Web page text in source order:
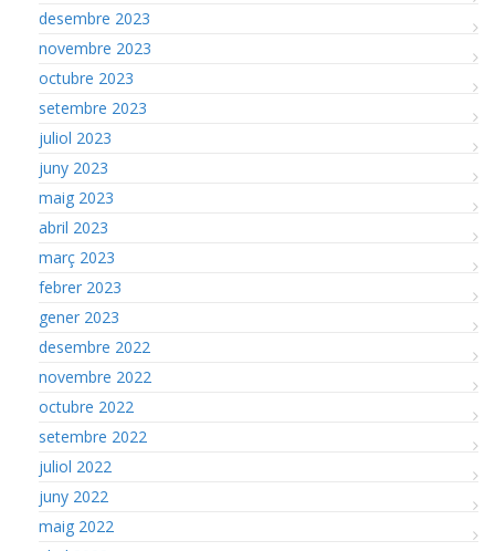
desembre 2023
novembre 2023
octubre 2023
setembre 2023
juliol 2023
juny 2023
maig 2023
abril 2023
març 2023
febrer 2023
gener 2023
desembre 2022
novembre 2022
octubre 2022
setembre 2022
juliol 2022
juny 2022
maig 2022